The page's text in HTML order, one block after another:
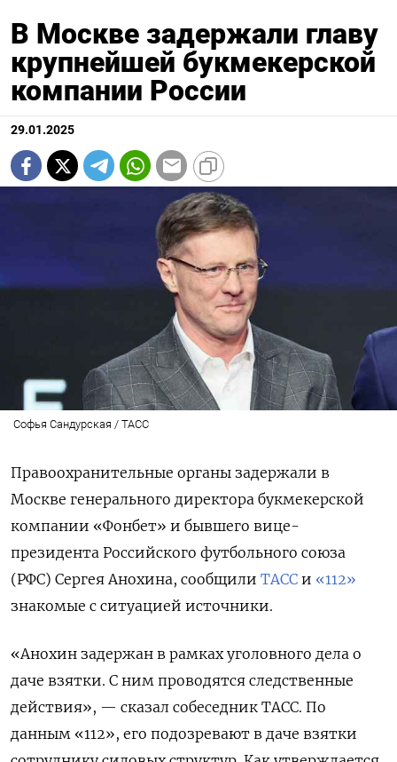
В Москве задержали главу
крупнейшей букмекерской
компании России
29.01.2025
Софья Сандурская / ТАСС
Правоохранительные органы задержали в
Москве генерального директора букмекерской
компании «Фонбет» и бывшего вице-
президента Российского футбольного союза
(РФС) Сергея Анохина, сообщили ТАСС и «112»
знакомые с ситуацией источники.
«Анохин задержан в рамках уголовного дела о
даче взятки. С ним проводятся следственные
действия», — сказал собеседник ТАСС. По
данным «112», его подозревают в даче взятки